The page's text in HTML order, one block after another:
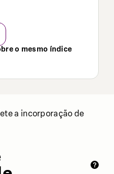
o mesmo índice
a incorporação de